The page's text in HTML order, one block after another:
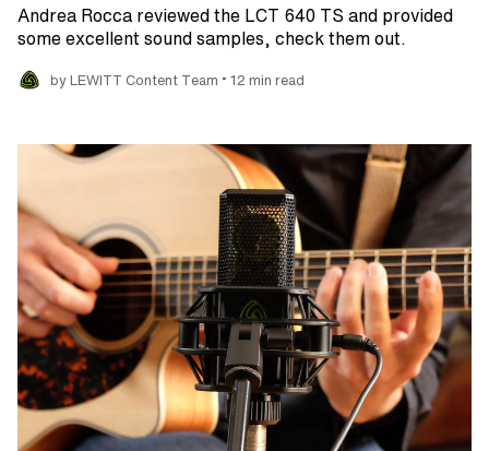
Andrea Rocca reviewed the LCT 640 TS and provided
some excellent sound samples, check them out.
by LEWITT Content Team • 12 min read